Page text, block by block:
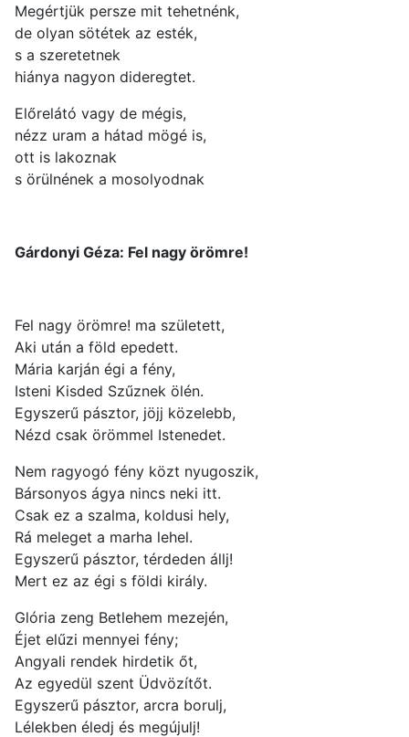
Megértjük persze mit tehetnénk,
de olyan sötétek az esték,
s a szeretetnek
hiánya nagyon dideregtet.
Előrelátó vagy de mégis,
nézz uram a hátad mögé is,
ott is lakoznak
s örülnének a mosolyodnak
Gárdonyi Géza: Fel nagy örömre!
Fel nagy örömre! ma született,
Aki után a föld epedett.
Mária karján égi a fény,
Isteni Kisded Szűznek ölén.
Egyszerű pásztor, jöjj közelebb,
Nézd csak örömmel Istenedet.
Nem ragyogó fény közt nyugoszik,
Bársonyos ágya nincs neki itt.
Csak ez a szalma, koldusi hely,
Rá meleget a marha lehel.
Egyszerű pásztor, térdeden állj!
Mert ez az égi s földi király.
Glória zeng Betlehem mezején,
Éjet elűzi mennyei fény;
Angyali rendek hirdetik őt,
Az egyedül szent Üdvözítőt.
Egyszerű pásztor, arcra borulj,
Lélekben éledj és megújulj!